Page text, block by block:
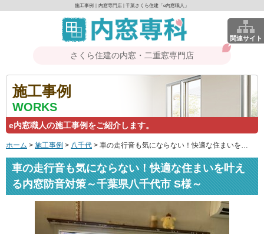
関連サイト
施工事例｜内窓専門店 | 千葉さくら住建「e内窓職人」
さくら住建の内窓・二重窓専門店
施工事例
WORKS
e内窓職人の施工事例をご紹介します。
ホーム > 施工事例 > 八千代 > 車の走行音も気にならない！快適な住まいを叶える内窓防音対策～千葉県八千代市 S様～
車の走行音も気にならない！快適な住まいを叶え
る内窓防音対策～千葉県八千代市 S様～